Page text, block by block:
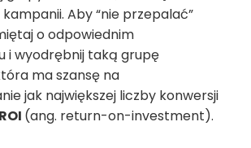
Aby “nie przepalać”
o odpowiednim
i wyodrębnij taką grupę
ma szansę na
jak największej liczby konwersji
ROI (ang. return-on-investment).